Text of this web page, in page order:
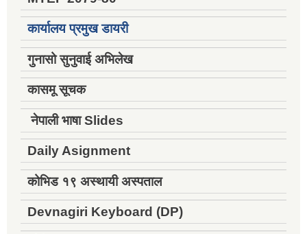
कार्यालय प्रमुख डायरी
गुनासो सुनुवाई अभिलेख
कासमू सूचक
नेपाली भाषा Slides
Daily Asignment
कोभिड १९ अस्थायी अस्पताल
Devnagiri Keyboard (DP)